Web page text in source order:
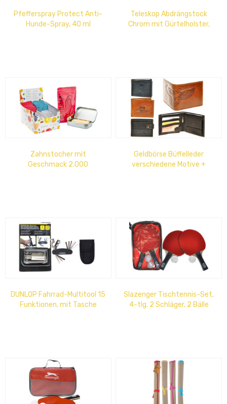
Pfefferspray Protect Anti-
Hunde-Spray, 40 ml
Teleskop Abdrängstock
Chrom mit Gürtelholster,
Zahnstocher mit
Geschmack 2.000
Geldbörse Büffelleder
verschiedene Motive +
DUNLOP Fahrrad-Multitool 15
Funktionen, mit Tasche
Slazenger Tischtennis-Set,
4-tlg. 2 Schläger, 2 Bälle